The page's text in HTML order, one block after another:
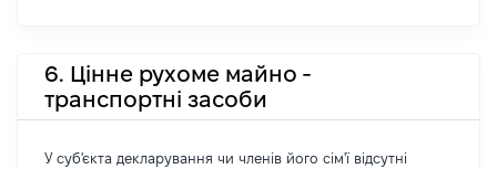
6. Цінне рухоме майно -
транспортні засоби
У суб'єкта декларування чи членів його сім'ї відсутні